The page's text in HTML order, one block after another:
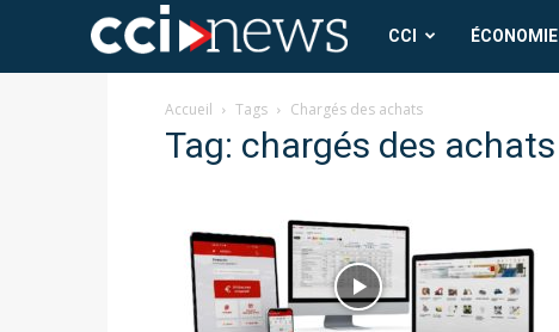
CCI
News
CCI ÉCONOMIE
Accueil Tags Chargés des achats
Tag: chargés des achats